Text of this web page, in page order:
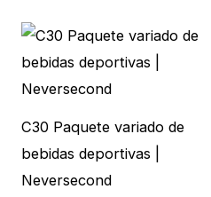
C30 Paquete variado de
bebidas deportivas |
Neversecond
Rango
de
$9,50
hasta
Este